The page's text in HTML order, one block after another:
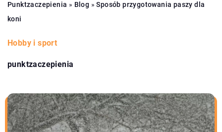
Punktzaczepienia » Blog »Sposób przygotowania paszy dla
koni
Hobby i sport
punktzaczepienia